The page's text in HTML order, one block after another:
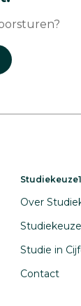
Over
Studie in
Contact